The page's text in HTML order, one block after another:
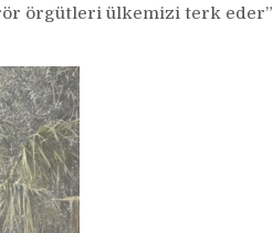
örgütleri ülkemizi terk eder”